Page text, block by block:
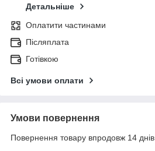
Детальніше
Оплатити частинами
Післяплата
Готівкою
Всі умови оплати
Умови повернення
Повернення товару впродовж 14